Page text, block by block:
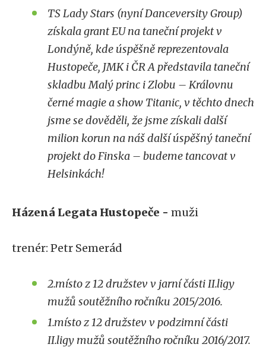
TS Lady Stars (nyní Danceversity Group)
získala grant EU na taneční projekt v
Londýně, kde úspěšně reprezentovala
Hustopeče, JMK i ČR A představila taneční
skladbu Malý princ i Zlobu – Královnu
černé magie a show Titanic, v těchto dnech
jsme se dověděli, že jsme získali další
milion korun na náš další úspěšný taneční
projekt do Finska – budeme tancovat v
Helsinkách!
Házená Legata Hustopeče - muži
trenér: Petr Semerád
2.místo z 12 družstev v jarní části II.ligy
mužů soutěžního ročníku 2015/2016.
1.místo z 12 družstev v podzimní části
II.ligy mužů soutěžního ročníku 2016/2017.